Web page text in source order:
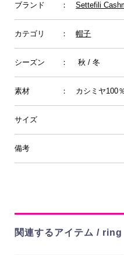
ブランド ：Settefili
カテゴリ ：帽子
シーズン ： 秋 / 冬
素材 ： カシミヤ100％
サイズ
備考
関連するアイテム / ring